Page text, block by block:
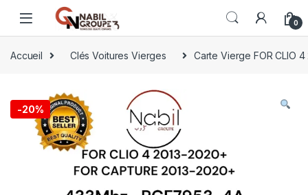
0
Accueil Clés Voitures Vierges Carte Vierge FOR CLIO
-20%